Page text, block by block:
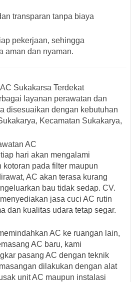
transparan tanpa biaya
pekerjaan, sehingga
aman dan nyaman.
Sukakarsa Terdekat
layanan perawatan dan
disesuaikan dengan kebutuhan
Kecamatan Sukakarya,
AC
hari akan mengalami
pada filter maupun
AC akan terasa kurang
bau tidak sedap. CV.
jasa cuci AC rutin
dan kualitas udara tetap segar.
AC ke ruangan lain,
AC baru, kami
pasang AC dengan teknik
dilakukan dengan alat
unit AC maupun instalasi